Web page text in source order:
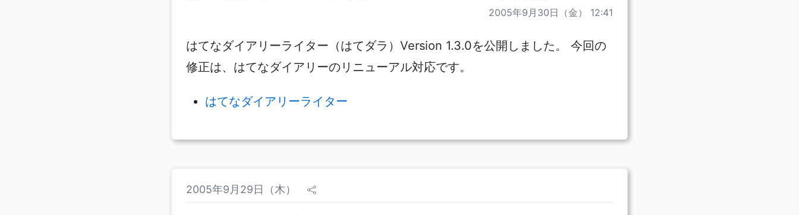
2005年9月30日（金） 12:41
はてなダイアリーライター（はてダラ）Version 1.3.0を公開しました。 今回の
修正は、はてなダイアリーのリニューアル対応です。
はてなダイアリーライター
2005年9月29日（木）